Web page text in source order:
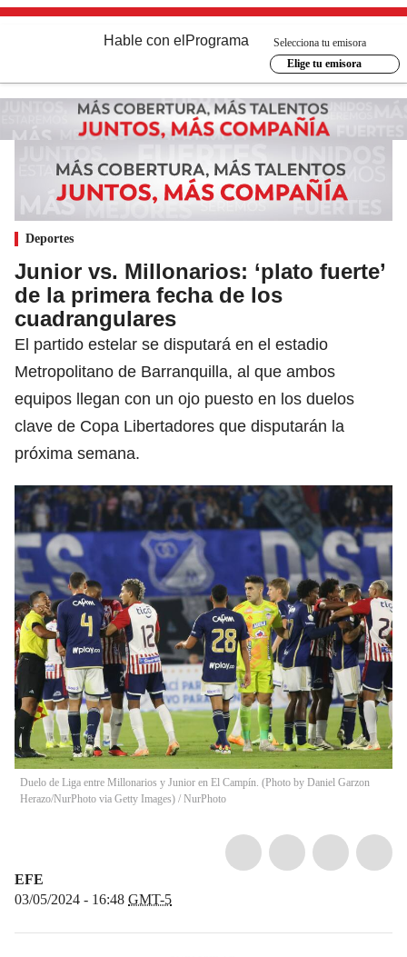
Hable con el Programa
Selecciona tu emisora
Elige tu emisora
Deportes
Junior vs. Millonarios: ‘plato fuerte’
de la primera fecha de los
cuadrangulares
El partido estelar se disputará en el estadio
Metropolitano de Barranquilla, al que ambos
equipos llegan con un ojo puesto en los duelos
clave de Copa Libertadores que disputarán la
próxima semana.
Duelo de Liga entre Millonarios y Junior en El Campín. (Photo by Daniel Garzon
Herazo/NurPhoto via Getty Images) / NurPhoto
EFE
03/05/2024 - 16:48 GMT-5